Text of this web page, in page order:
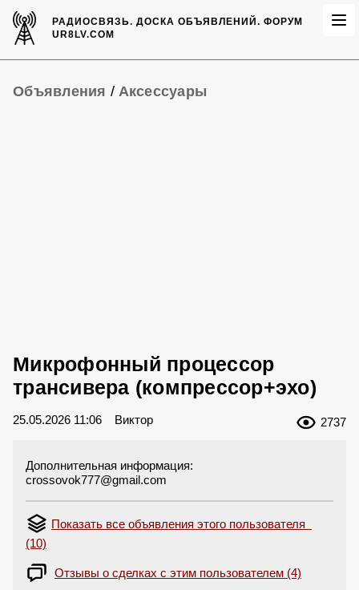
РАДИОСВЯЗЬ.ДОСКА ОБЪЯВЛЕНИЙ. ФОРУМ
UR8LV.COM
Объявления / Аксессуары
Микрофонный процессор
трансивера (компрессор+эхо)
25.05.2026 11:06 Виктор 2737
Дополнительная информация:
crossovok777@gmail.com
Показать все объявления этого пользователя
(10)
Отзывы о сделках с этим пользователем (4)